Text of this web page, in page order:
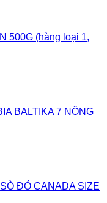
500G (hàng loại 1,
BALTIKA 7 NỒNG
ĐỎ CANADA SIZE